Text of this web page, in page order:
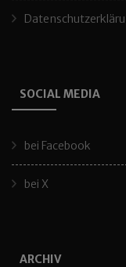
SOCIAL MEDIA
bei Facebook
bei X
ARCHIV